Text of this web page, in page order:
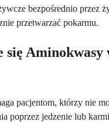
bezpośrednio przez
przetwarzać pokarmu.
się Aminokwasy
pacjentom, którzy nie
poprzez jedzenie lub